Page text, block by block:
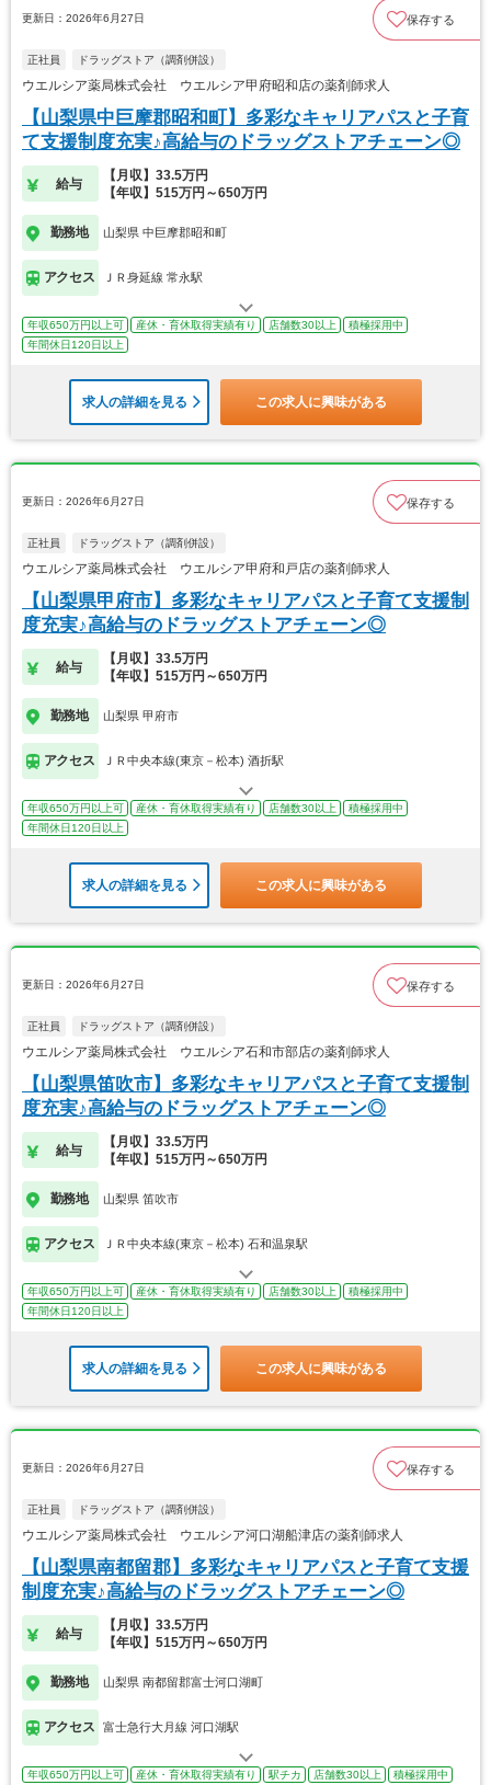
更新日：2026年6月27日 保存する
正社員 ドラッグストア（調剤併設）
ウエルシア薬局株式会社 ウエルシア甲府昭和店の薬剤師求人
【山梨県中巨摩郡昭和町】多彩なキャリアパスと子育
て支援制度充実♪高給与のドラッグストアチェーン◎
給与
【月収】33.5万円
【年収】515万円～650万円
勤務地 山梨県 中巨摩郡昭和町
アクセス ＪＲ身延線 常永駅
年収650万円以上可 産休・育休取得実績有り 店舗数30以上
積極採用中
年間休日120日以上
求人の詳細を見る この求人に興味がある
更新日：2026年6月27日 保存する
正社員 ドラッグストア（調剤併設）
ウエルシア薬局株式会社 ウエルシア甲府和戸店の薬剤師求人
【山梨県甲府市】多彩なキャリアパスと子育て支援制
度充実♪高給与のドラッグストアチェーン◎
給与
【月収】33.5万円
【年収】515万円～650万円
勤務地 山梨県 甲府市
アクセス ＪＲ中央本線(東京－松本) 酒折駅
年収650万円以上可 産休・育休取得実績有り 店舗数30以上
積極採用中
年間休日120日以上
求人の詳細を見る この求人に興味がある
更新日：2026年6月27日 保存する
正社員 ドラッグストア（調剤併設）
ウエルシア薬局株式会社 ウエルシア石和市部店の薬剤師求人
【山梨県笛吹市】多彩なキャリアパスと子育て支援制
度充実♪高給与のドラッグストアチェーン◎
給与
【月収】33.5万円
【年収】515万円～650万円
勤務地 山梨県 笛吹市
アクセス ＪＲ中央本線(東京－松本) 石和温泉駅
年収650万円以上可 産休・育休取得実績有り 店舗数30以上
積極採用中
年間休日120日以上
求人の詳細を見る この求人に興味がある
更新日：2026年6月27日 保存する
正社員 ドラッグストア（調剤併設）
ウエルシア薬局株式会社 ウエルシア河口湖船津店の薬剤師求人
【山梨県南都留郡】多彩なキャリアパスと子育て支援
制度充実♪高給与のドラッグストアチェーン◎
給与
【月収】33.5万円
【年収】515万円～650万円
勤務地 山梨県 南都留郡富士河口湖町
アクセス 富士急行大月線 河口湖駅
年収650万円以上可 産休・育休取得実績有り 駅チカ 店舗数30以上 積極採用中